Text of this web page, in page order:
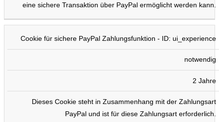
eine sichere Transaktion über PayPal ermöglicht werden kann.
Cookie für sichere PayPal Zahlungsfunktion - ID: ui_experience
notwendig
2 Jahre
Dieses Cookie steht in Zusammenhang mit der Zahlungsart
PayPal und ist für diese Zahlungsart erforderlich.